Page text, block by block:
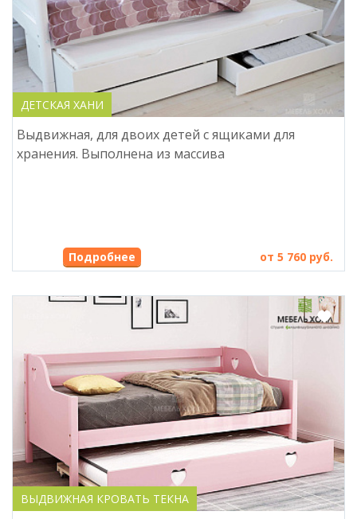
ДЕТСКАЯ ХАНИ
Выдвижная, для двоих детей с ящиками для
хранения. Выполнена из массива
Подробнее от 5 760 руб.
ВЫДВИЖНАЯ КРОВАТЬ ТЕКНА